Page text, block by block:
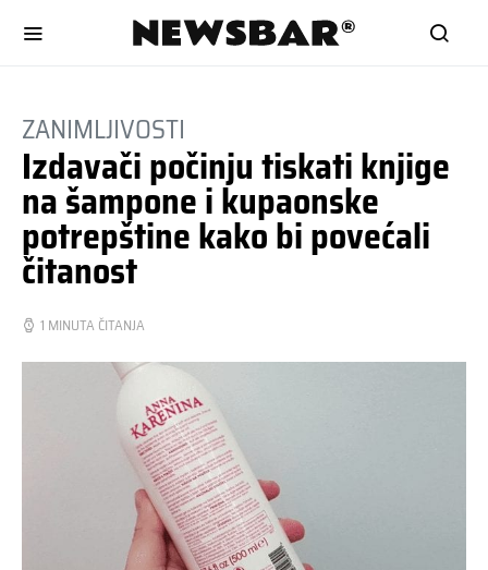
ZANIMLJIVOSTI
Izdavači počinju tiskati knjige
na šampone i kupaonske
potrepštine kako bi povećali
čitanost
1 MINUTA ČITANJA